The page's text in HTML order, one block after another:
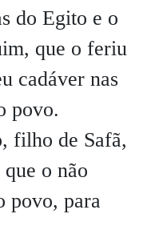
do Egito e o
que o feriu
cadáver nas
povo.
filho de Safã,
o não
povo, para